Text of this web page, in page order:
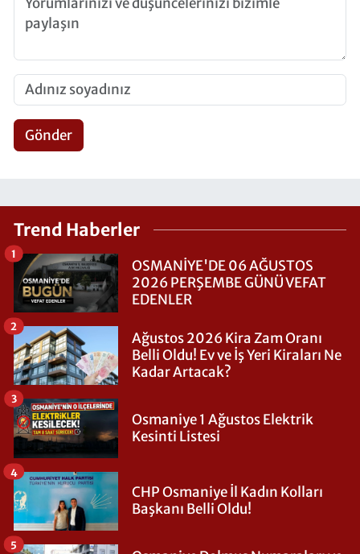
Gönder
Trend Haberler
OSMANİYE'DE 06 AĞUSTOS
2026 PERŞEMBE GÜNÜ VEFAT
EDENLER
1
Ağustos 2026 Kira Zam Oranı
Belli Oldu! Ev ve İş Yeri Kiraları Ne
Kadar Artacak?
2
Osmaniye 1 Ağustos Elektrik
Kesinti Listesi
3
CHP Osmaniye İl Kadın Kolları
Başkanı Belli Oldu!
4
5